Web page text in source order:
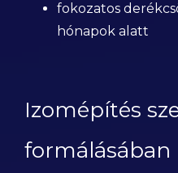
fokozatos
hónapok alatt
Izomépítés
formálásában